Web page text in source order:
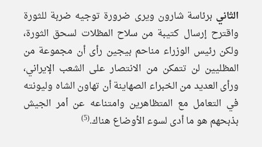
الثاني برئاسة شارون ويرى ضرورة توجيه ضربة للثورة
واقترح إرسال كتيبة من سلاح المظلات لسحق الثورة،
ولكن رئيس الوزراء مناحم بيجين رأى أن مجموعة من
المظليين لن تتمكن من الانتصار على الشعب الإيراني،
ورأى العديد من الخبراء الصهاينة أن تهاون الشاه وليونته
في التعامل مع المتظاهرين وامتناعه عن أمر الجيش
بذبحهم هو ما أدى لسوء الأوضاع هناك.(5)